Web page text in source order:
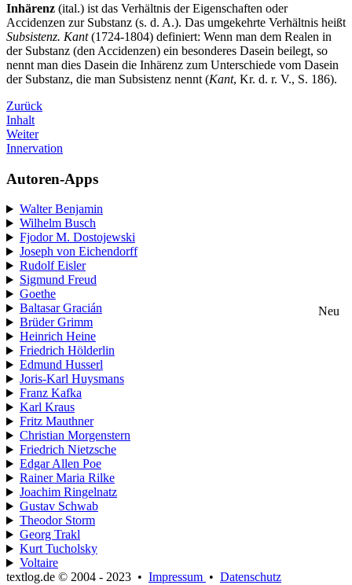
Inhärenz (ital.) ist das Verhältnis der Eigenschaften oder
Accidenzen zur Substanz (s. d. A.). Das umgekehrte Verhältnis heißt
Subsistenz. Kant(1724-1804) definiert: Wenn man dem Realen in
der Substanz (den Accidenzen) ein besonderes Dasein beilegt, so
nennt man dies Dasein die Inhärenz zum Unterschiede vom Dasein
der Substanz, die man Subsistenz nennt (Kant, Kr. d. r. V., S. 186).
Zurück
Inhalt
Weiter
Innervation
Autoren-Apps
Walter Benjamin
Wilhelm Busch
Fjodor M. Dostojewski
Joseph von Eichendorff
Rudolf Eisler
Sigmund Freud
Goethe
Baltasar Gracián
Neu
Brüder Grimm
Heinrich Heine
Friedrich Hölderlin
Edmund Husserl
Joris-Karl Huysmans
Franz Kafka
Karl Kraus
Fritz Mauthner
Christian Morgenstern
Friedrich Nietzsche
Edgar Allen Poe
Rainer Maria Rilke
Joachim Ringelnatz
Gustav Schwab
Theodor Storm
Georg Trakl
Kurt Tucholsky
Voltaire
textlog.de © 2004 - 2023 • Impressum • Datenschutz